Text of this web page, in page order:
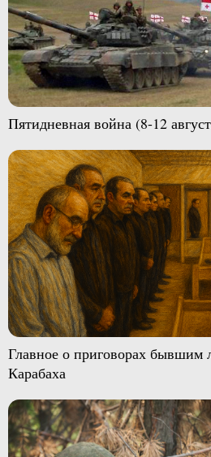
Пятидневная война (8-12
Главное о приговорах бывшим
Карабаха